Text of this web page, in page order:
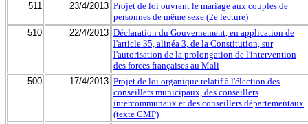
511
23/4/2013 Projet de loi ouvrant le mariage aux couples de
personnes de même sexe (2e lecture)
510
22/4/2013 Déclaration du Gouvernement, en application de
l'article 35, alinéa 3, de la Constitution, sur
l'autorisation de la prolongation de l'intervention
des forces françaises au Mali
500
17/4/2013 Projet de loi organique relatif à l'élection des
conseillers municipaux, des conseillers
intercommunaux et des conseillers départementaux
(texte CMP)